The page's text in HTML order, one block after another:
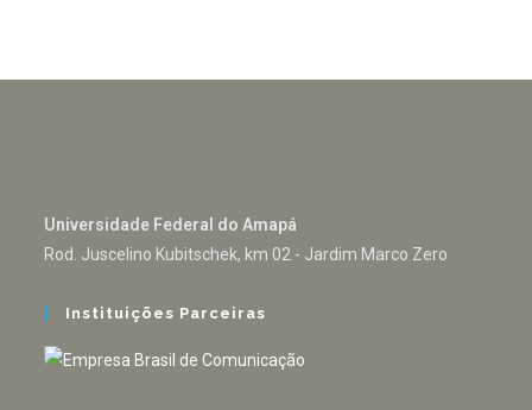
Universidade Federal do Amapá
Rod. Juscelino Kubitschek, km 02 - Jardim Marco Zero
Instituições Parceiras